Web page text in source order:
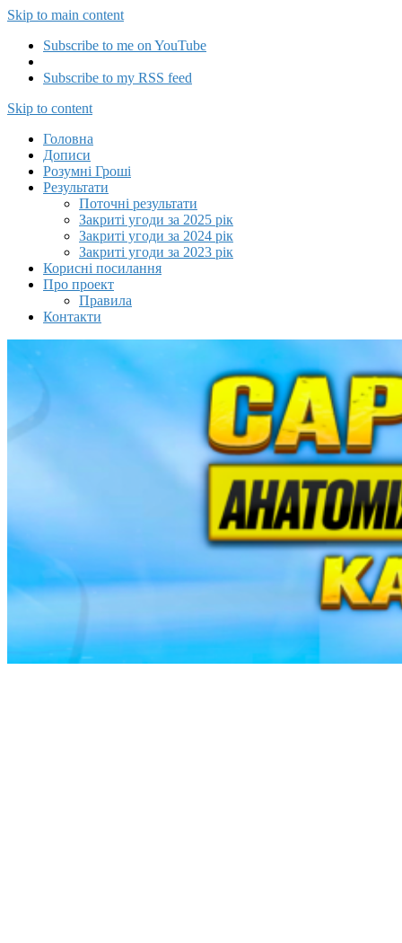
Skip to main content
Subscribe to me on YouTube
Subscribe to my RSS feed
Capitalizator UA
Skip to content
Головна
Дописи
Розумні Гроші
Результати
Поточні результати
Закриті угоди за 2025 рік
Закриті угоди за 2024 рік
Закриті угоди за 2023 рік
Корисні посилання
Про проект
Правила
Контакти